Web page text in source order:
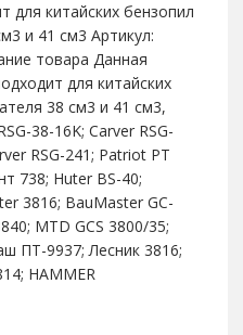
для китайских бензопил
и 41 см3 Артикул:
товара Данная
для китайских
38 см3 и 41 см3,
38-16K; Carver RSG-
RSG-241; Patriot РТ
738; Huter BS-40;
3816; BauMaster GC-
MTD GCS 3800/35;
ПТ-9937; Лесник 3816;
HAMMER